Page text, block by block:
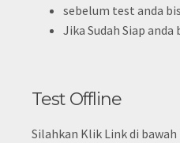
sebelum test anda
Jika Sudah Siap
Test Offline
Silahkan Klik Link di